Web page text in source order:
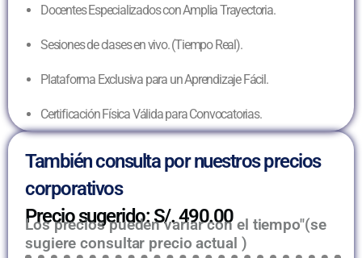
Docentes Especializados con Amplia Trayectoria.
Sesiones de clases en vivo. (Tiempo Real).
Plataforma Exclusiva para un Aprendizaje Fácil.
Certificación Física Válida para Convocatorias.
También consulta por nuestros precios
corporativos
Precio sugerido: S/. 490.00
Los precios pueden variar con el tiempo"(se
sugiere consultar precio actual )